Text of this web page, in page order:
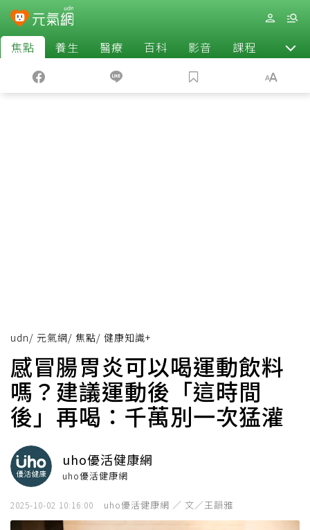
焦點 養生 醫療 百科 影音 課程 退休
udn/ 元氣網/ 焦點/ 健康知識+
感冒腸胃炎可以喝運動飲料
嗎？建議運動後「這時間
後」再喝：千萬別一次猛灌
uho優活健康網
uho優活健康網
2025-10-02 10:16:00 uho優活健康網 ／ 文／王韻雅